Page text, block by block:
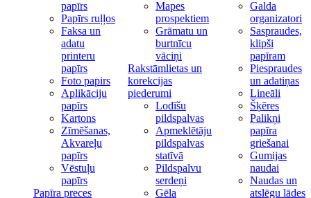
papīrs
Papīrs ruļļos
Faksa un
adatu
printeru
papīrs
Foto papirs
Aplikāciju
papīrs
Kartons
Zīmēšanas,
Akvareļu
papīrs
Vēstuļu
papīrs
Papīra preces
Mapes
prospektiem
Grāmatu un
burtnīcu
vāciņi
Rakstāmlietas un
korekcijas
piederumi
Lodīšu
pildspalvas
Apmeklētāju
pildspalvas
statīvā
Pildspalvu
serdeņi
Gēla
Galda
organizatori
Saspraudes,
klipši
papīram
Piespraudes
un adatiņas
Lineāli
Šķēres
Palikņi
papīra
griešanai
Gumijas
naudai
Naudas un
atslēgu lādes